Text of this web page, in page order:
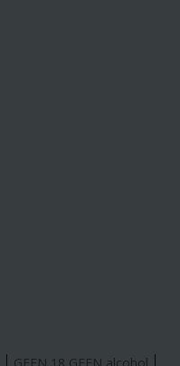
GEEN 18 GEEN alcohol